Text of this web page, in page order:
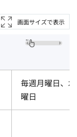
画面サイズで表示
毎週月曜日、木
曜日